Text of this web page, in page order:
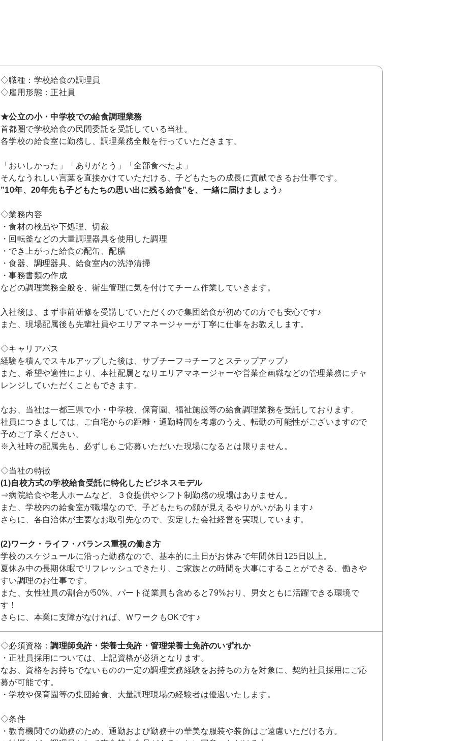
◇職種：学校給食の調理員
◇雇用形態：正社員
★公立の小・中学校での給食調理業務
首都圏で学校給食の民間委託を受託している当社。
各学校の給食室に勤務し、調理業務全般を行っていただきます。
「おいしかった」「ありがとう」「全部食べたよ」
そんなうれしい言葉を直接かけていただける、子どもたちの成長に貢献できるお仕事です。
”10年、20年先も子どもたちの思い出に残る給食”を、一緒に届けましょう♪
◇業務内容
・食材の検品や下処理、切裁
・回転釜などの大量調理器具を使用した調理
・でき上がった給食の配缶、配膳
・食器、調理器具、給食室内の洗浄清掃
・事務書類の作成
などの調理業務全般を、衛生管理に気を付けてチーム作業していきます。
入社後は、まず事前研修を受講していただくので集団給食が初めての方でも安心です♪
また、現場配属後も先輩社員やエリアマネージャーが丁寧に仕事をお教えします。
◇キャリアパス
経験を積んでスキルアップした後は、サブチーフ⇒チーフとステップアップ♪
また、希望や適性により、本社配属となりエリアマネージャーや営業企画職などの管理業務にチャ
レンジしていただくこともできます。
なお、当社は一都三県で小・中学校、保育園、福祉施設等の給食調理業務を受託しております。
社員につきましては、ご自宅からの距離・通勤時間を考慮のうえ、転勤の可能性がございますので
予めご了承ください。
※入社時の配属先も、必ずしもご応募いただいた現場になるとは限りません。
◇当社の特徴
(1)自校方式の学校給食受託に特化したビジネスモデル
⇒病院給食や老人ホームなど、３食提供やシフト制勤務の現場はありません。
また、学校内の給食室が職場なので、子どもたちの顔が見えるやりがいがあります♪
さらに、各自治体が主要なお取引先なので、安定した会社経営を実現しています。
(2)ワーク・ライフ・バランス重視の働き方
学校のスケジュールに沿った勤務なので、基本的に土日がお休みで年間休日125日以上。
夏休み中の長期休暇でリフレッシュできたり、ご家族との時間を大事にすることができる、働きや
すい調理のお仕事です。
また、女性社員の割合が50%、パート従業員も含めると79%おり、男女ともに活躍できる環境で
す！
さらに、本業に支障がなければ、ＷワークもOKです♪
◇必須資格：調理師免許・栄養士免許・管理栄養士免許のいずれか
・正社員採用については、上記資格が必須となります。
なお、資格をお持ちでないものの一定の調理実務経験をお持ちの方を対象に、契約社員採用にご応
募が可能です。
・学校や保育園等の集団給食、大量調理現場の経験者は優遇いたします。
◇条件
・教育機関での勤務のため、通勤および勤務中の華美な服装や装飾はご遠慮いただける方。